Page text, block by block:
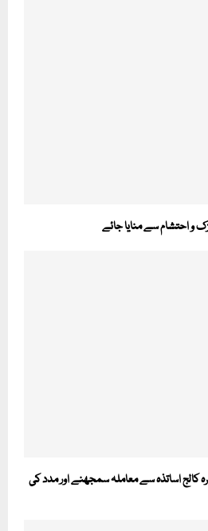
و احتشام سے منایا جائے
کالج اساتذہ سے معاملہ سمجھنے اور مدد کی